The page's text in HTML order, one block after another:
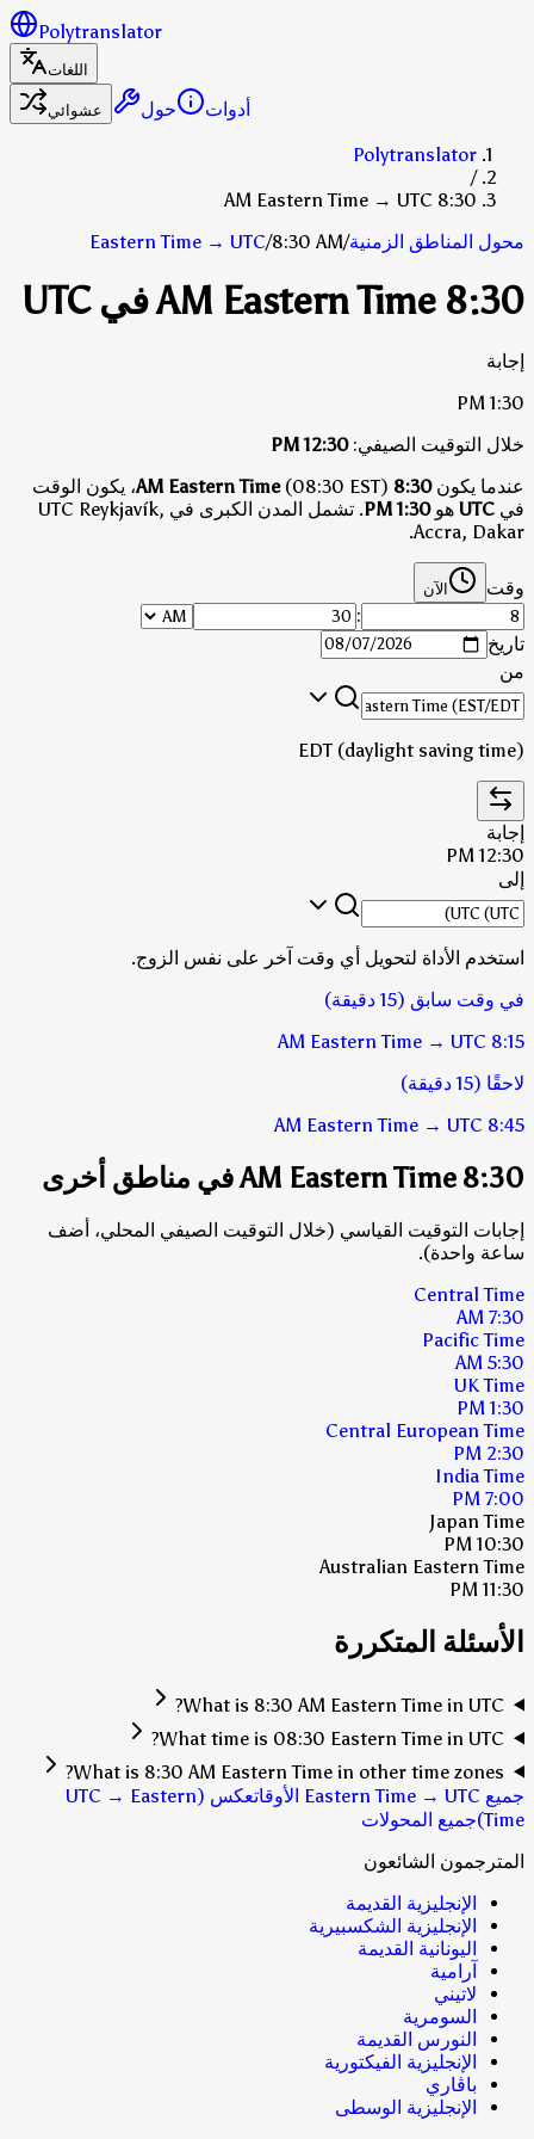
Polytranslator
اللغات
عشوائي
أدوات
حول
Polytranslator
/
8:30 AM Eastern Time → UTC
محول المناطق الزمنية/
Eastern Time → UTC/8:30 AM
8:30 AM Eastern Time في UTC
إجابة
1:30 PM
خلال التوقيت الصيفي: 12:30 PM
عندما يكون8:30 AM Eastern Time
(08:30 EST)، يكون الوقت
في UTC هو1:30 PM
.
تشمل المدن الكبرى في UTC Reykjavík,
Accra, Dakar.
وقت الآن
:
تاريخ
من
EDT (daylight saving time)
إجابة
12:30 PM
إلى
استخدم الأداة لتحويل أي وقت آخر على نفس الزوج.
في وقت سابق (15 دقيقة)
8:15 AM
Eastern Time → UTC
لاحقًا (15 دقيقة)
8:45 AM
Eastern Time → UTC
8:30 AM Eastern Time في مناطق أخرى
إجابات التوقيت القياسي (خلال التوقيت الصيفي المحلي، أضف
ساعة واحدة).
Central Time
7:30 AM
Pacific Time
5:30 AM
UK Time
1:30 PM
Central European Time
2:30 PM
India Time
7:00 PM
Japan Time
10:30 PM
Australian Eastern Time
11:30 PM
الأسئلة المتكررة
What is 8:30 AM Eastern Time in UTC?
What time is 08:30 Eastern Time in UTC?
What is 8:30 AM Eastern Time in other time zones?
جميع Eastern Time → UTC الأوقات
عكس (UTC → Eastern
Time) جميع المحولات
المترجمون الشائعون
الإنجليزية القديمة
الإنجليزية الشكسبيرية
اليونانية القديمة
آرامية
لاتيني
السومرية
النورس القديمة
الإنجليزية الفيكتورية
باڤاري
الإنجليزية الوسطى